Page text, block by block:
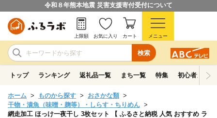
令和８年熊本地震 災害支援寄付受付について
検索
上限額 お気に入り カート メニュー
トップ ランキング 返礼品一覧 まち一覧 特集 初心者ガイド
ホーム ものから探す
おさかな類
干物・漬魚（味噌・麹等）・しらす・ちりめん
網走加工 ほっけ一夜干し 3枚セット 【 ふるさと納税 人気 おすすめ ラ